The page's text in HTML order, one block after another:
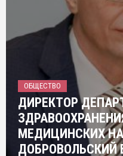
ОБЩЕСТВО
ДИРЕКТОР
МЕДИЦИНСКИХ
ДОБРОВОЛЬСКИЙ